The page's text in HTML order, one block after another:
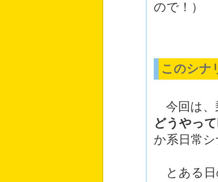
ので！）
このシナ
今回は、
どうやっ
か系日常
とある日